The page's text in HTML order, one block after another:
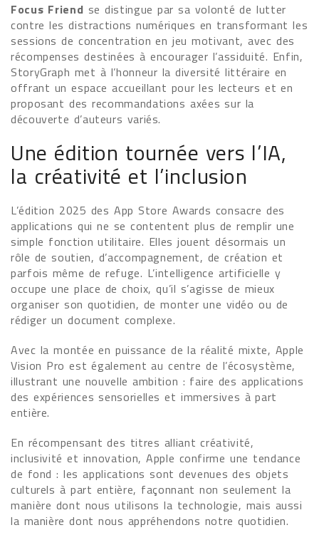
Focus Friend se distingue par sa volonté de lutter
contre les distractions numériques en transformant les
sessions de concentration en jeu motivant, avec des
récompenses destinées à encourager l’assiduité. Enfin,
StoryGraph met à l’honneur la diversité littéraire en
offrant un espace accueillant pour les lecteurs et en
proposant des recommandations axées sur la
découverte d’auteurs variés.
Une édition tournée vers l’IA,
la créativité et l’inclusion
L’édition 2025 des App Store Awards consacre des
applications qui ne se contentent plus de remplir une
simple fonction utilitaire. Elles jouent désormais un
rôle de soutien, d’accompagnement, de création et
parfois même de refuge. L’intelligence artificielle y
occupe une place de choix, qu’il s’agisse de mieux
organiser son quotidien, de monter une vidéo ou de
rédiger un document complexe.
Avec la montée en puissance de la réalité mixte, Apple
Vision Pro est également au centre de l’écosystème,
illustrant une nouvelle ambition : faire des applications
des expériences sensorielles et immersives à part
entière.
En récompensant des titres alliant créativité,
inclusivité et innovation, Apple confirme une tendance
de fond : les applications sont devenues des objets
culturels à part entière, façonnant non seulement la
manière dont nous utilisons la technologie, mais aussi
la manière dont nous appréhendons notre quotidien.